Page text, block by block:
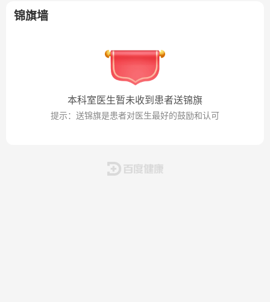
锦旗墙
本科室医生暂未收到患者送锦旗
提示：送锦旗是患者对医生最好的鼓励和认可